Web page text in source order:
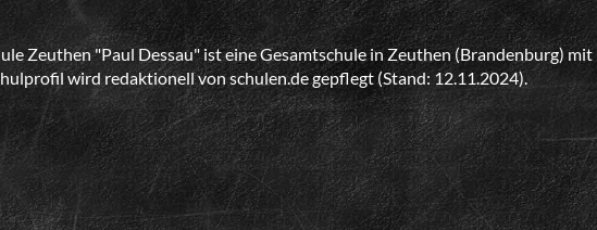
Zeuthen "Paul Dessau" ist eine Gesamtschule in Zeuthen (Brandenburg) mit
wird redaktionell von schulen.de gepflegt (Stand: 12.11.2024).